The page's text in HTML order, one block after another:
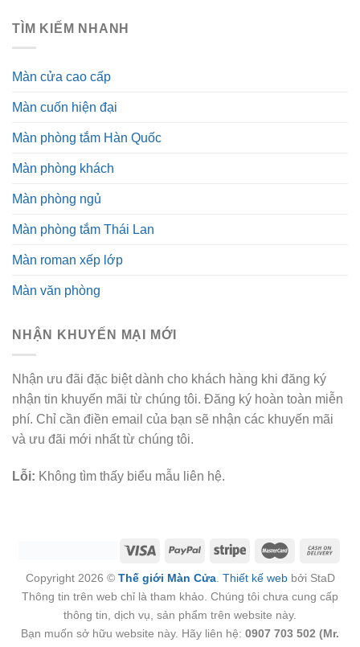
TÌM KIẾM NHANH
Màn cửa cao cấp
Màn cuốn hiện đại
Màn phòng tắm Hàn Quốc
Màn phòng khách
Màn phòng ngủ
Màn phòng tắm Thái Lan
Màn roman xếp lớp
Màn văn phòng
NHẬN KHUYẾN MẠI MỚI
Nhận ưu đãi đặc biệt dành cho khách hàng khi đăng ký
nhận tin khuyến mãi từ chúng tôi. Đăng ký hoàn toàn miễn
phí. Chỉ cần điền email của bạn sẽ nhận các khuyến mãi
và ưu đãi mới nhất từ chúng tôi.
Lỗi: Không tìm thấy biểu mẫu liên hệ.
Copyright 2026 © Thế giới Màn Cửa. Thiết kế webbởi StaD
Thông tin trên web chỉ là tham khảo. Chúng tôi chưa cung cấp
thông tin, dịch vụ, sản phẩm trên website này.
Bạn muốn sở hữu website này. Hãy liên hệ: 0907 703 502 (Mr.